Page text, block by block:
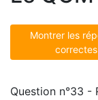
Montrer les
correctes
Question n°33 -